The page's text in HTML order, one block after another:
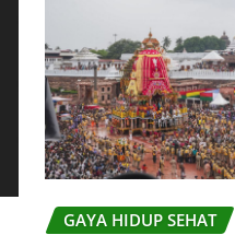
GAYA HIDUP SEHAT